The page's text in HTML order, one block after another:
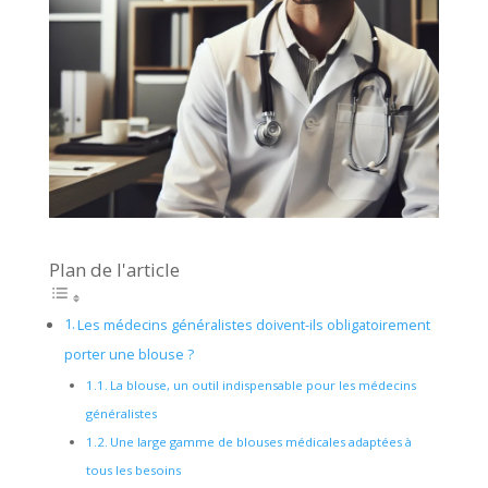
Plan de l'article
Les médecins généralistes doivent-ils obligatoirement
porter une blouse ?
La blouse, un outil indispensable pour les médecins
généralistes
Une large gamme de blouses médicales adaptées à
tous les besoins